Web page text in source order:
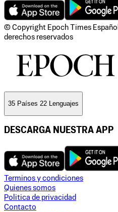
© Copyright Epoch Times Español
derechos reservados
35 Países 22 Lenguajes
DESCARGA NUESTRA APP
Terminos y condiciones
Quienes somos
Politica de privacidad
Contacto